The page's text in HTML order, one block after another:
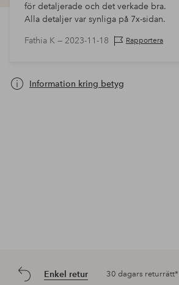
för detaljerade och det verkade bra.
Alla detaljer var synliga på 7x-sidan.
speciel…
Fathia K — 2023-11-18 Rapportera
Information kring betyg
Enkel retur 30 dagars returrätt*